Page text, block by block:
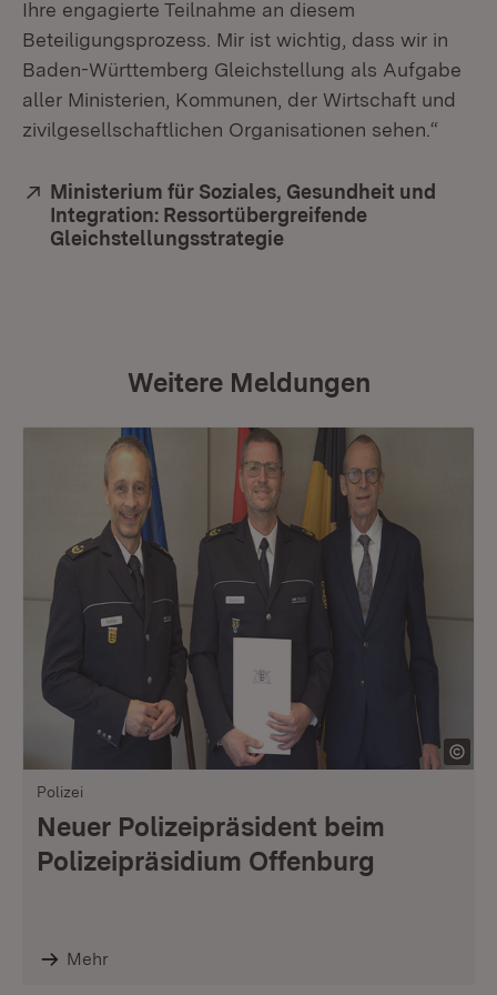
Ihre engagierte Teilnahme an diesem
Beteiligungsprozess. Mir ist wichtig, dass wir in
Baden-Württemberg Gleichstellung als Aufgabe
aller Ministerien, Kommunen, der Wirtschaft und
zivilgesellschaftlichen Organisationen sehen.“
Extern:
Ministerium für Soziales, Gesundheit und
Integration: Ressortübergreifende
Gleichstellungsstrategie
Weitere Meldungen
Polizei
Neuer Polizeipräsident beim
Polizeipräsidium Offenburg
Mehr